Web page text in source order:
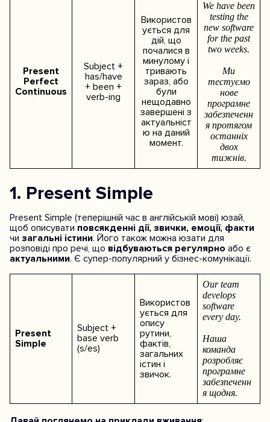
Present
Perfect
Continuous
Subject +
has/have
+ been +
verb-ing
Використов
ується для
дій, що
почалися в
минулому і
тривають
зараз, або
були
нещодавно
завершені з
актуальніст
ю на даний
момент.
We have been
testing the
new software
for the past
two weeks.
Ми
тестуємо
нове
програмне
забезпеченн
я протягом
останніх
двох
тижнів.
1. Present Simple
Present Simple (теперішній час в англійській мові) юзай,
щоб описувати повсякденні дії, звички, емоції, факти
чи загальні істини. Його також можна юзати для
розповіді про речі, що відбуваються регулярно або є
актуальними. Є супер-популярний у бізнес-комунікації.
Present
Simple
Subject +
base verb
(s/es)
Використов
ується для
опису
рутини,
фактів,
загальних
істин і
звичок.
Our team
develops
software
every day.
Наша
команда
розробляє
програмне
забезпеченн
я щодня.